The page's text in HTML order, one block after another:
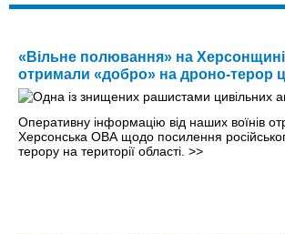
«Вільне полювання» на
отримали «добро» на дроно-терор
Оперативну інформацію від наших воїнів
Херсонська ОВА щодо посилення
терору на території області. >>